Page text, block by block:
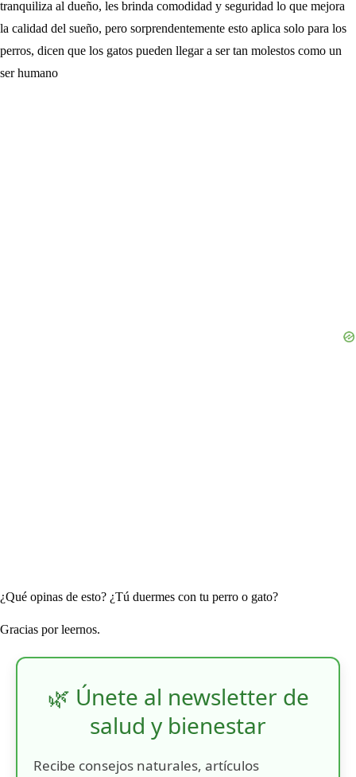
tranquiliza al dueño, les brinda comodidad y seguridad lo que mejora
la calidad del sueño, pero sorprendentemente esto aplica solo para los
perros, dicen que los gatos pueden llegar a ser tan molestos como un
ser humano
¿Qué opinas de esto? ¿Tú duermes con tu perro o gato?
Gracias por leernos.
🌿 Únete al newsletter de
salud y bienestar
Recibe consejos naturales, artículos